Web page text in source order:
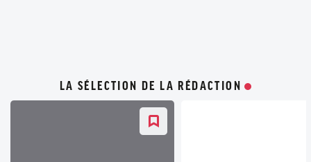
LA SÉLECTION DE LA RÉDACTION